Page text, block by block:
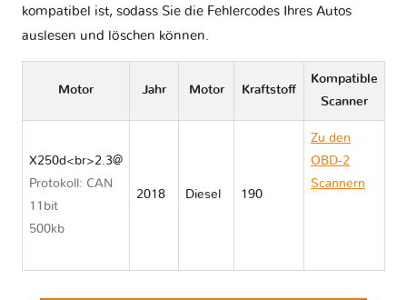
kompatibel ist, sodass Sie die Fehlercodes Ihres Autos
auslesen und löschen können.
Motor Jahr Motor Kraftstoff
Kompatible
Scanner
X250d<br>2.3@
Protokoll: CAN
11bit
500kb
2018 Diesel 190
Zu den
OBD-2
Scannern